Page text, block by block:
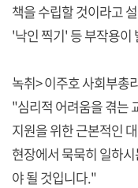
책을 수립할 것이라고
'낙인 찍기' 등 부작용이
녹취> 이주호 사회부총
"심리적 어려움을 겪는
지원을 위한 근본적인
현장에서 묵묵히 일하
야 될 것입니다."